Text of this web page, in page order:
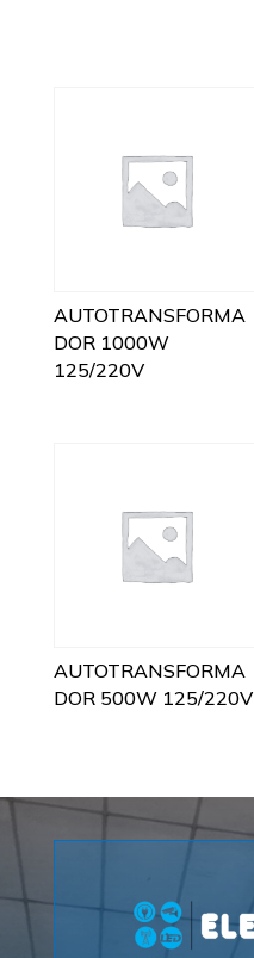
AUTOTRANSFORMA
DOR 1000W
125/220V
AUTOTRANSFORMA
DOR 500W 125/220V